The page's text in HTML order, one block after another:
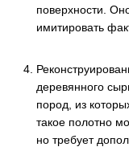
поверхности.
имитировать
деревянного
пород, из
такое полотно
но требует